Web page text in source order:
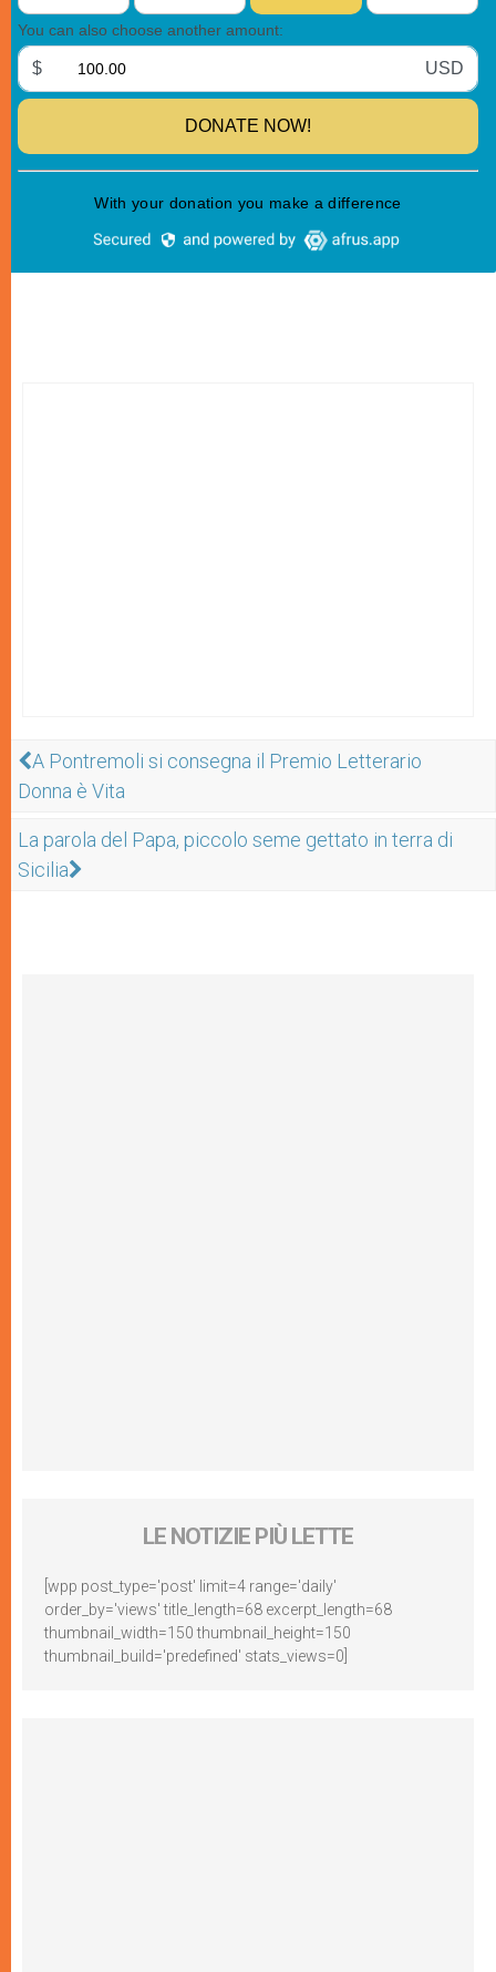
A Pontremoli si consegna il Premio Letterario
Donna è Vita
La parola del Papa, piccolo seme gettato in terra di
Sicilia
LE NOTIZIE PIÙ LETTE
[wpp post_type='post' limit=4 range='daily'
order_by='views' title_length=68 excerpt_length=68
thumbnail_width=150 thumbnail_height=150
thumbnail_build='predefined' stats_views=0]